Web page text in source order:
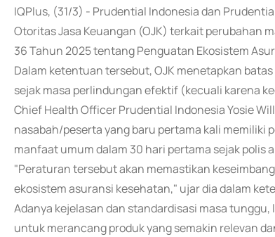
IQPlus, (31/3) - Prudential Indonesia dan
Otoritas Jasa Keuangan (OJK) terkait perubahan
36 Tahun 2025 tentang Penguatan Ekosistem
Dalam ketentuan tersebut, OJK menetapkan
sejak masa perlindungan efektif (kecuali karena
Chief Health Officer Prudential Indonesia Yosie
nasabah/peserta yang baru pertama kali memiliki
manfaat umum dalam 30 hari pertama sejak polis
"Peraturan tersebut akan memastikan
ekosistem asuransi kesehatan," ujar dia dalam
Adanya kejelasan dan standardisasi masa
untuk merancang produk yang semakin relevan